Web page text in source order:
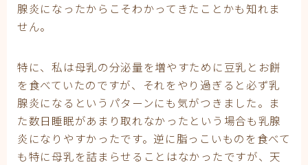
腺炎になったからこそわかってきたことかも知れま
せん。
特に、私は母乳の分泌量を増やすために豆乳とお餅
を食べていたのですが、それをやり過ぎると必ず乳
腺炎になるというパターンにも気がつきました。ま
た数日睡眠があまり取れなかったという場合も乳腺
炎になりやすかったです。逆に脂っこいものを食べて
も特に母乳を詰まらせることはなかったですが、天